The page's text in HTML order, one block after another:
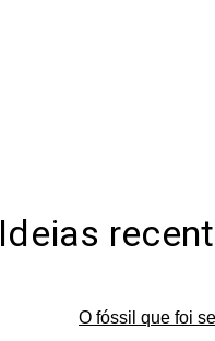
Ideias
O fóssil que foi